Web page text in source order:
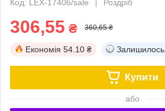
Код: LEX-17406/sale
Роздріб
306,55 ₴ 360,65 ₴
Економія 54.10 ₴ Залишилось
Купити
або